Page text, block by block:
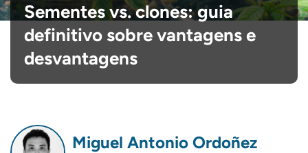
Sementes vs. clones: guia
definitivo sobre vantagens e
desvantagens
Miguel Antonio Ordoñez